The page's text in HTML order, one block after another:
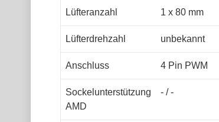
Lüfteranzahl 1 x 80 mm
Lüfterdrehzahl unbekannt
Anschluss 4 Pin PWM
Sockelunterstützung
AMD
- / -